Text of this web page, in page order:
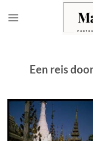
naar
Een reis